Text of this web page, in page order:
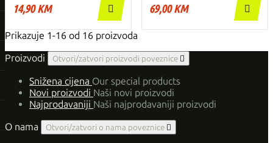
14,90 KM  69,00 KM 
Prikazuje 1-16 od 16 proizvoda
Proizvodi
Otvori/zatvori proizvodi poveznice 
Snižena cijena Our special products
Novi proizvodi Naši novi proizvodi
Najprodavaniji Naši najprodavaniji proizvodi
O nama
Otvori/zatvori o nama poveznice 